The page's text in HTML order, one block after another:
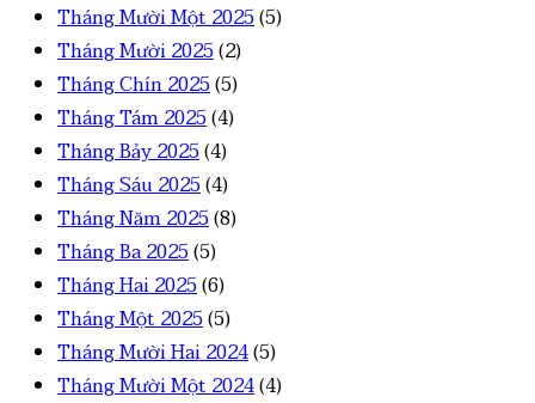
Tháng Mười Một 2025(5)
Tháng Mười 2025(2)
Tháng Chín 2025(5)
Tháng Tám 2025(4)
Tháng Bảy 2025(4)
Tháng Sáu 2025(4)
Tháng Năm 2025(8)
Tháng Ba 2025(5)
Tháng Hai 2025(6)
Tháng Một 2025(5)
Tháng Mười Hai 2024(5)
Tháng Mười Một 2024(4)